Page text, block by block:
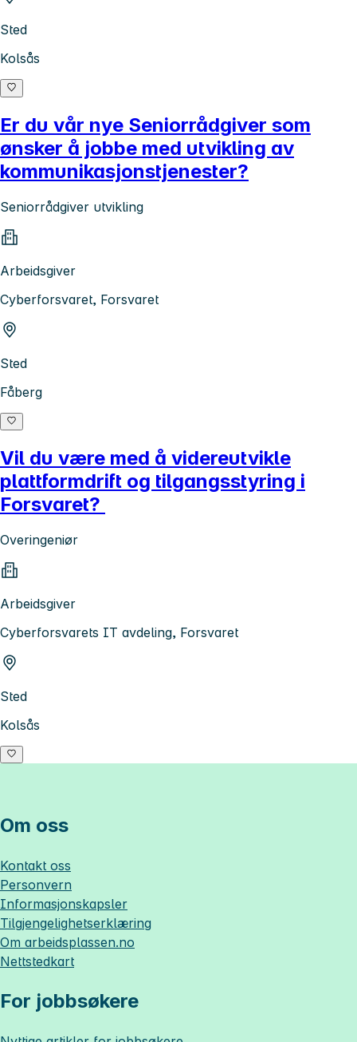
Sted
Kolsås
Er du vår nye Seniorrådgiver som
ønsker å jobbe med utvikling av
kommunikasjonstjenester?
Seniorrådgiver utvikling
Arbeidsgiver
Cyberforsvaret, Forsvaret
Sted
Fåberg
Vil du være med å videreutvikle
plattformdrift og tilgangsstyring i
Forsvaret?
Overingeniør
Arbeidsgiver
Cyberforsvarets IT avdeling, Forsvaret
Sted
Kolsås
Om oss
Kontakt oss
Personvern
Informasjonskapsler
Tilgjengelighetserklæring
Om arbeidsplassen.no
Nettstedkart
For jobbsøkere